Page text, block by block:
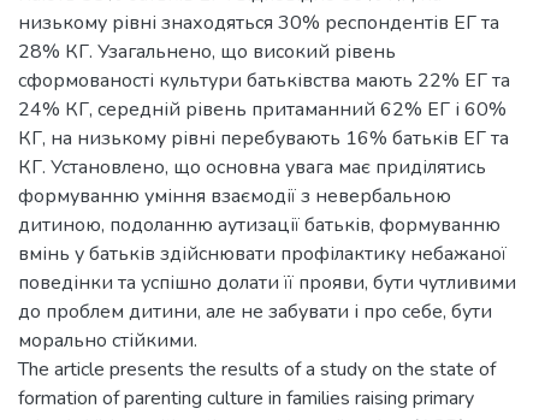
низькому рівні знаходяться 30% респондентів ЕГ та
28% КГ. Узагальнено, що високий рівень
сформованості культури батьківства мають 22% ЕГ та
24% КГ, середній рівень притаманний 62% ЕГ і 60%
КГ, на низькому рівні перебувають 16% батьків ЕГ та
КГ. Установлено, що основна увага має приділятись
формуванню уміння взаємодії з невербальною
дитиною, подоланню аутизації батьків, формуванню
вмінь у батьків здійснювати профілактику небажаної
поведінки та успішно долати її прояви, бути чутливими
до проблем дитини, але не забувати і про себе, бути
морально стійкими.
The article presents the results of a study on the state of
formation of parenting culture in families raising primary